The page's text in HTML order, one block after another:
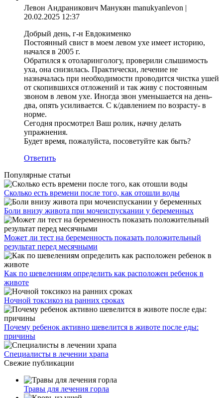
Левон Андраникович Манукян manukyanlevon |
20.02.2025 12:37
Добрый день, г-н Евдокименко
Постоянный свист в моем левом ухе имеет историю,
начался в 2005 г.
Обратился к отоларингологу, проверили слышимость
уха, она снизилась. Практически, лечение не
назначалась при необходимости проводится чистка ушей
от скопившихся отложений и так живу с постоянным
звоном в левом ухе. Иногда звон уменьшается на день-
два, опять усиливается. С к/давлением по возрасту- в
норме.
Сегодня просмотрел Ваш ролик, начну делать
упражнения.
Будет время, пожалуйста, посоветуйте как быть?
Ответить
Популярные статьи
Сколько есть времени после того, как отошли воды
Боли внизу живота при мочеиспускании у беременных
Может ли тест на беременность показать положительный
результат перед месячными
Как по шевелениям определить как расположен ребенок в
животе
Ночной токсикоз на ранних сроках
Почему ребенок активно шевелится в животе после еды:
причины
Специалисты в лечении храпа
Свежие публикации
Травы для лечения горла